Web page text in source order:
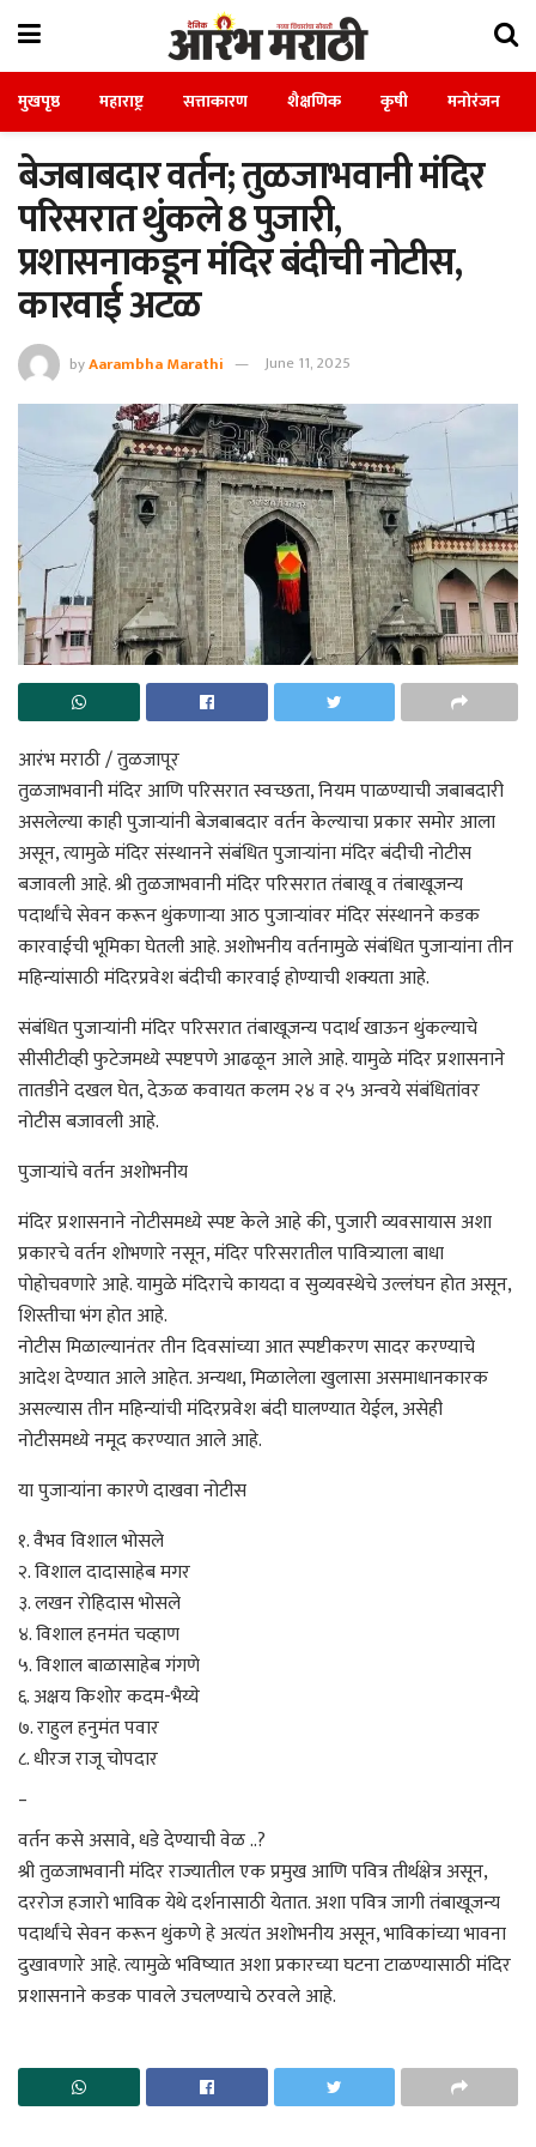
मुखपृष्ठ महाराष्ट्र सत्ताकारण शैक्षणिक कृषी मनोरंजन
बेजबाबदार वर्तन; तुळजाभवानी मंदिर
परिसरात थुंकले 8 पुजारी,
प्रशासनाकडून मंदिर बंदीची नोटीस,
कारवाई अटळ
byAarambha Marathi June 11, 2025
आरंभ मराठी / तुळजापूर
तुळजाभवानी मंदिर आणि परिसरात स्वच्छता, नियम पाळण्याची जबाबदारी
असलेल्या काही पुजाऱ्यांनी बेजबाबदार वर्तन केल्याचा प्रकार समोर आला
असून, त्यामुळे मंदिर संस्थानने संबंधित पुजाऱ्यांना मंदिर बंदीची नोटीस
बजावली आहे. श्री तुळजाभवानी मंदिर परिसरात तंबाखू व तंबाखूजन्य
पदार्थांचे सेवन करून थुंकणाऱ्या आठ पुजाऱ्यांवर मंदिर संस्थानने कडक
कारवाईची भूमिका घेतली आहे. अशोभनीय वर्तनामुळे संबंधित पुजाऱ्यांना तीन
महिन्यांसाठी मंदिरप्रवेश बंदीची कारवाई होण्याची शक्यता आहे.
संबंधित पुजाऱ्यांनी मंदिर परिसरात तंबाखूजन्य पदार्थ खाऊन थुंकल्याचे
सीसीटीव्ही फुटेजमध्ये स्पष्टपणे आढळून आले आहे. यामुळे मंदिर प्रशासनाने
तातडीने दखल घेत, देऊळ कवायत कलम २४ व २५ अन्वये संबंधितांवर
नोटीस बजावली आहे.
पुजाऱ्यांचे वर्तन अशोभनीय
मंदिर प्रशासनाने नोटीसमध्ये स्पष्ट केले आहे की, पुजारी व्यवसायास अशा
प्रकारचे वर्तन शोभणारे नसून, मंदिर परिसरातील पावित्र्याला बाधा
पोहोचवणारे आहे. यामुळे मंदिराचे कायदा व सुव्यवस्थेचे उल्लंघन होत असून,
शिस्तीचा भंग होत आहे.
नोटीस मिळाल्यानंतर तीन दिवसांच्या आत स्पष्टीकरण सादर करण्याचे
आदेश देण्यात आले आहेत. अन्यथा, मिळालेला खुलासा असमाधानकारक
असल्यास तीन महिन्यांची मंदिरप्रवेश बंदी घालण्यात येईल, असेही
नोटीसमध्ये नमूद करण्यात आले आहे.
या पुजाऱ्यांना कारणे दाखवा नोटीस
१. वैभव विशाल भोसले
२. विशाल दादासाहेब मगर
३. लखन रोहिदास भोसले
४. विशाल हनमंत चव्हाण
५. विशाल बाळासाहेब गंगणे
६. अक्षय किशोर कदम-भैय्ये
७. राहुल हनुमंत पवार
८. धीरज राजू चोपदार
वर्तन कसे असावे, धडे देण्याची वेळ ..?
श्री तुळजाभवानी मंदिर राज्यातील एक प्रमुख आणि पवित्र तीर्थक्षेत्र असून,
दररोज हजारो भाविक येथे दर्शनासाठी येतात. अशा पवित्र जागी तंबाखूजन्य
पदार्थांचे सेवन करून थुंकणे हे अत्यंत अशोभनीय असून, भाविकांच्या भावना
दुखावणारे आहे. त्यामुळे भविष्यात अशा प्रकारच्या घटना टाळण्यासाठी मंदिर
प्रशासनाने कडक पावले उचलण्याचे ठरवले आहे.